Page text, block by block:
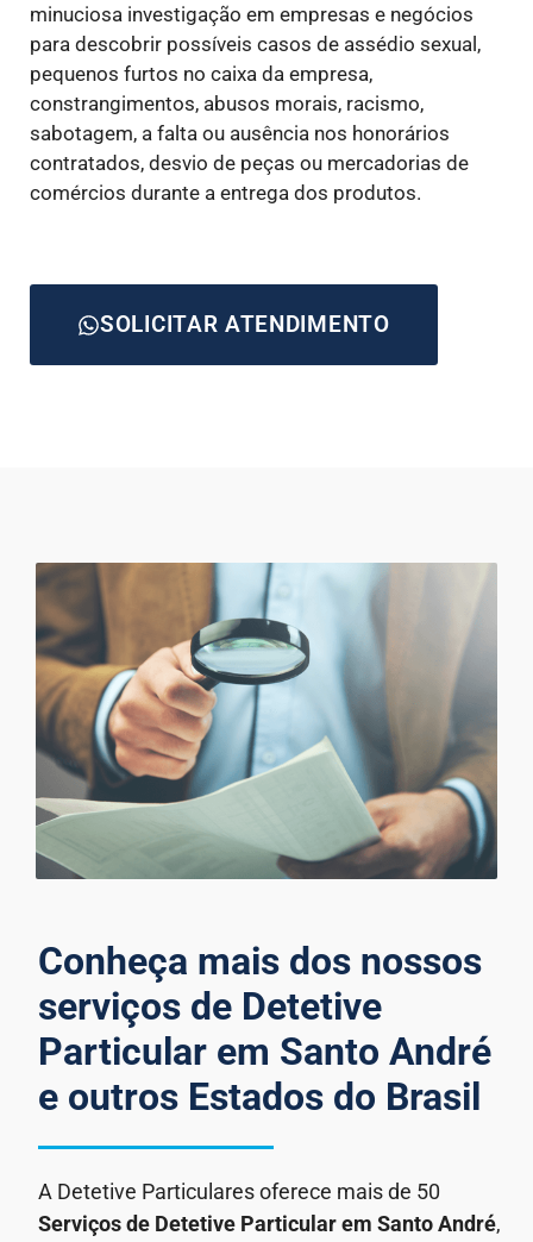
minuciosa investigação em empresas e negócios
para descobrir possíveis casos de assédio sexual,
pequenos furtos no caixa da empresa,
constrangimentos, abusos morais, racismo,
sabotagem, a falta ou ausência nos honorários
contratados, desvio de peças ou mercadorias de
comércios durante a entrega dos produtos.
SOLICITAR ATENDIMENTO
Conheça mais dos nossos
serviços de Detetive
Particular em Santo André
e outros Estados do Brasil
A Detetive Particulares oferece mais de 50
Serviços de Detetive Particularem Santo André,